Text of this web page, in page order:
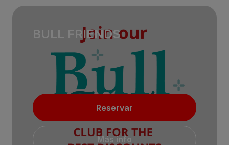
BULL FRIENDS
Reservar
Más info